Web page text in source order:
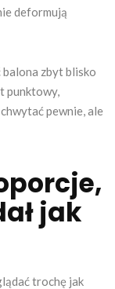
deformują
balona zbyt blisko
punktowy,
pewnie, ale
jak
trochę jak